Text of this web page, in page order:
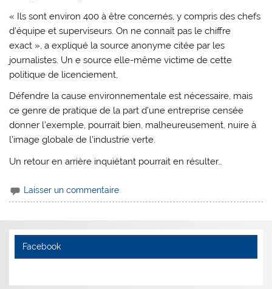
« Ils sont environ 400 à être concernés, y compris des chefs
d’équipe et superviseurs. On ne connaît pas le chiffre
exact », a expliqué la source anonyme citée par les
journalistes. Un e source elle-même victime de cette
politique de licenciement,
Défendre la cause environnementale est nécessaire, mais
ce genre de pratique de la part d’une entreprise censée
donner l’exemple, pourrait bien, malheureusement, nuire à
l’image globale de l’industrie verte.
Un retour en arrière inquiétant pourrait en résulter…
Laisser un commentaire
Facebook